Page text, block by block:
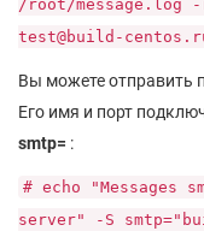
/root/message.log -
test@build-
Вы можете отправить
Его имя и порт
smtp= :
# echo "Messages
server" -S